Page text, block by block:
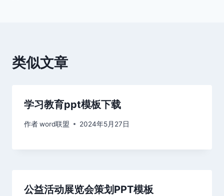
类似文章
学习教育ppt模板下载
作者word联盟 2024年5月27日
公益活动展览会策划PPT模板